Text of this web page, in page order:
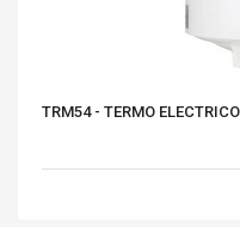
TRM54 - TERMO